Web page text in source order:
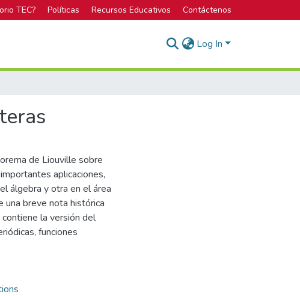
TEC? Políticas Recursos Educativos Contáctenos
Log In
de Liouville sobre
aplicaciones,
álgebra y otra en el área
una breve nota histórica
la versión del
funciones